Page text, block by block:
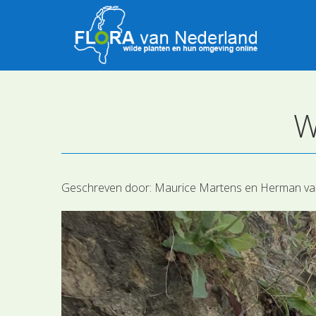
Geschreven door: Maurice Martens en Herman